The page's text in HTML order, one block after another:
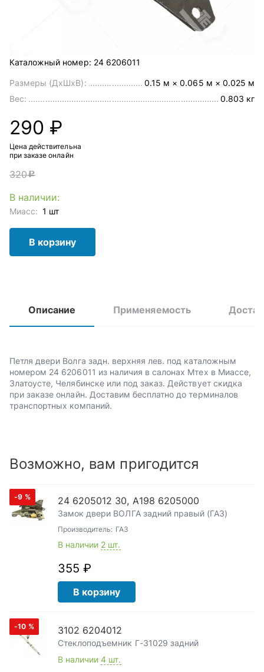
Каталожный номер: 24 6206011
Размеры (ДхШхВ):
0.15 м × 0.065 м × 0.025 м
Вес:
0.803 кг
290 ₽
Цена действительна
при заказе онлайн
320c
В наличии:
Миасс: 1 шт
В корзину
Описание Применяемость
Петля двери Волга задн. верхняя лев. под каталожным
номером 24 6206011 из наличия в салонах Мтех в Миассе,
Златоусте, Челябинске или под заказ. Действует скидка
при заказе онлайн. Доставим бесплатно до терминалов
транспортных компаний.
Возможно, вам пригодится
-9 % 24 6205012 30, А198 6205000
Замок двери ВОЛГА задний правый (ГАЗ)
Производитель: ГАЗ
В наличии 2 шт.
355 ₽
В корзину
-10 % 3102 6204012
Стеклоподъемник Г-31029 задний
В наличии 4 шт.